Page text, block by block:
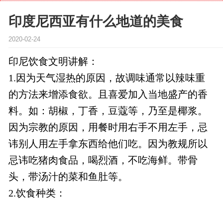
印度尼西亚有什么地道的美食
2020-02-24
印尼饮食文明讲解：
1.因为天气湿热的原因，故调味通常以辣味重
的方法来增添食欲。且喜爱加入当地盛产的香
料。如：胡椒，丁香，豆蔻等，乃至是椰浆。
因为宗教的原因，用餐时用右手不用左手，忌
讳别人用左手拿东西给他们吃。因为教规所以
忌讳吃猪肉食品，喝烈酒，不吃海鲜。带骨
头，带汤汁的菜和鱼肚等。
2.饮食种类：